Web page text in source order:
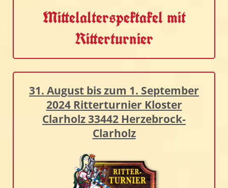
Mittelalterspektakel mit
Ritterturnier
31. August bis zum 1. September
2024 Ritterturnier Kloster
Clarholz 33442 Herzebrock-
Clarholz